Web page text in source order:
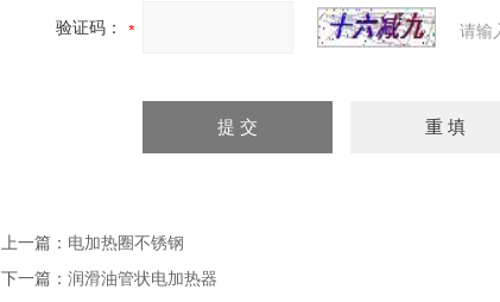
验证码： 请输
上一篇： 电加热圈不锈钢
下一篇： 润滑油管状电加热器